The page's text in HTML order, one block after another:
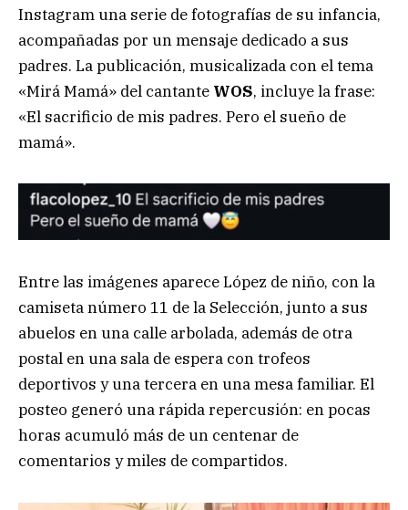
Instagram una serie de fotografías de su infancia,
acompañadas por un mensaje dedicado a sus
padres. La publicación, musicalizada con el tema
«Mirá Mamá» del cantante WOS, incluye la frase:
«El sacrificio de mis padres. Pero el sueño de
mamá».
Entre las imágenes aparece López de niño, con la
camiseta número 11 de la Selección, junto a sus
abuelos en una calle arbolada, además de otra
postal en una sala de espera con trofeos
deportivos y una tercera en una mesa familiar. El
posteo generó una rápida repercusión: en pocas
horas acumuló más de un centenar de
comentarios y miles de compartidos.